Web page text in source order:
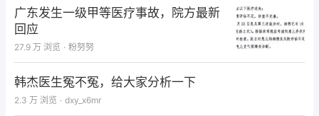
我与论文版战友
几年来，让我不知疲倦(废寝忘食)地"耕耘"在丁香园的
最大动力莫过于能真正帮助战友成功地将他们的科研成
果发表在SCI杂志上，使一个个在痛苦中挣扎的研究生
顺利毕业，让许多刚进入科研岗位的年轻科研人员尽快
获得基金。每当收到丁香园战友汇报论文被接受的喜讯
广东发生一级甲等医疗事故，院方最新
回应
27.9 万 浏览 · 粉努努
韩杰医生冤不冤，给大家分析一下
2.3 万 浏览 · dxy_x6mr